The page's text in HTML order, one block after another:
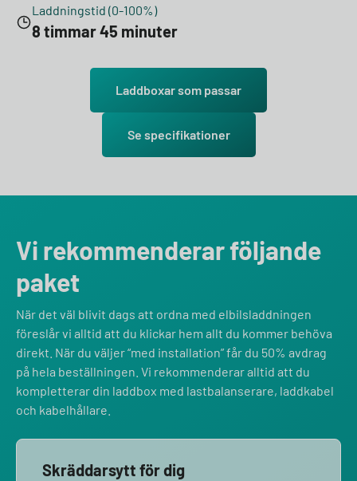
Laddningstid (0-100%)
8 timmar 45 minuter
Laddboxar som passar
Se specifikationer
Vi rekommenderar följande
paket
När det väl blivit dags att ordna med elbilsladdningen
föreslår vi alltid att du klickar hem allt du kommer behöva
direkt. När du väljer “med installation” får du 50% avdrag
på hela beställningen. Vi rekommenderar alltid att du
kompletterar din laddbox med lastbalanserare, laddkabel
och kabelhållare.
Skräddarsytt för dig